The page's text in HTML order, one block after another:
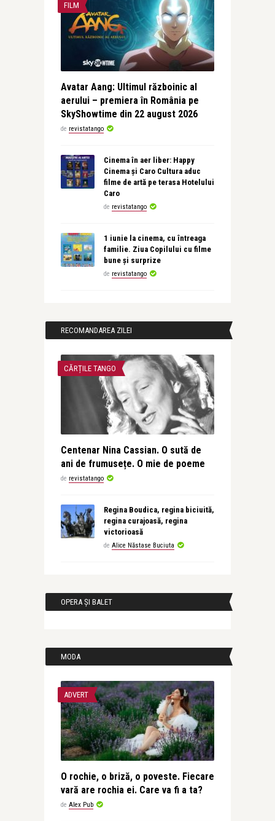
FILM
Avatar Aang: Ultimul războinic al
aerului – premiera în România pe
SkyShowtime din 22 august 2026
de revistatango
Cinema în aer liber: Happy
Cinema și Caro Cultura aduc
filme de artă pe terasa Hotelului
Caro
de revistatango
1 iunie la cinema, cu întreaga
familie. Ziua Copilului cu filme
bune și surprize
de revistatango
RECOMANDAREA ZILEI
CĂRȚILE TANGO
Centenar Nina Cassian. O sută de
ani de frumusețe. O mie de poeme
de revistatango
Regina Boudica, regina biciuită,
regina curajoasă, regina
victorioasă
de Alice Năstase Buciuta
OPERA ȘI BALET
MODA
ADVERT
O rochie, o briză, o poveste. Fiecare
vară are rochia ei. Care va fi a ta?
de Alex Pub